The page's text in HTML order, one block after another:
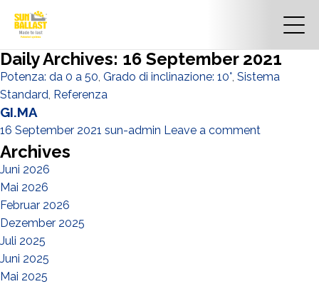
Daily Archives: 16 September 2021
Potenza: da 0 a 50, Grado di inclinazione: 10°, Sistema
Standard, Referenza
GI.MA
16 September 2021 sun-admin Leave a comment
Archives
Juni 2026
Mai 2026
Februar 2026
Dezember 2025
Juli 2025
Juni 2025
Mai 2025